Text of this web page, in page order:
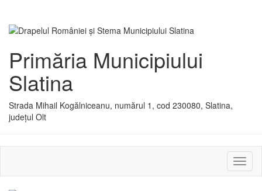
Primăria Municipiului
Slatina
Strada Mihail Kogălniceanu, numărul 1, cod 230080, Slatina,
județul Olt
sau